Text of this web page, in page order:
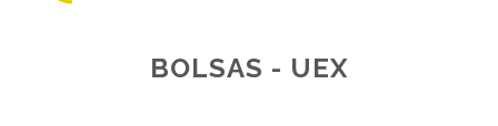
BOLSAS - UEX